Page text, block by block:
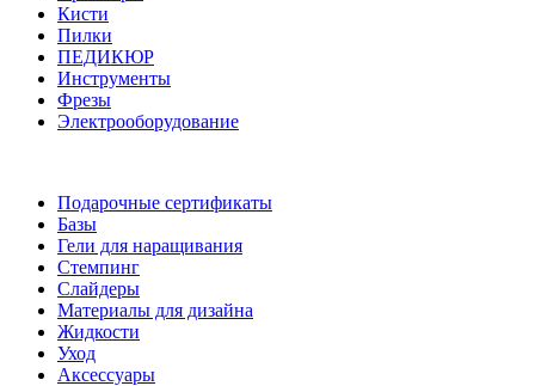
Кисти
Пилки
ПЕДИКЮР
Инструменты
Фрезы
Электрооборудование
Подарочные сертификаты
Базы
Гели для наращивания
Стемпинг
Слайдеры
Материалы для дизайна
Жидкости
Уход
Аксессуары